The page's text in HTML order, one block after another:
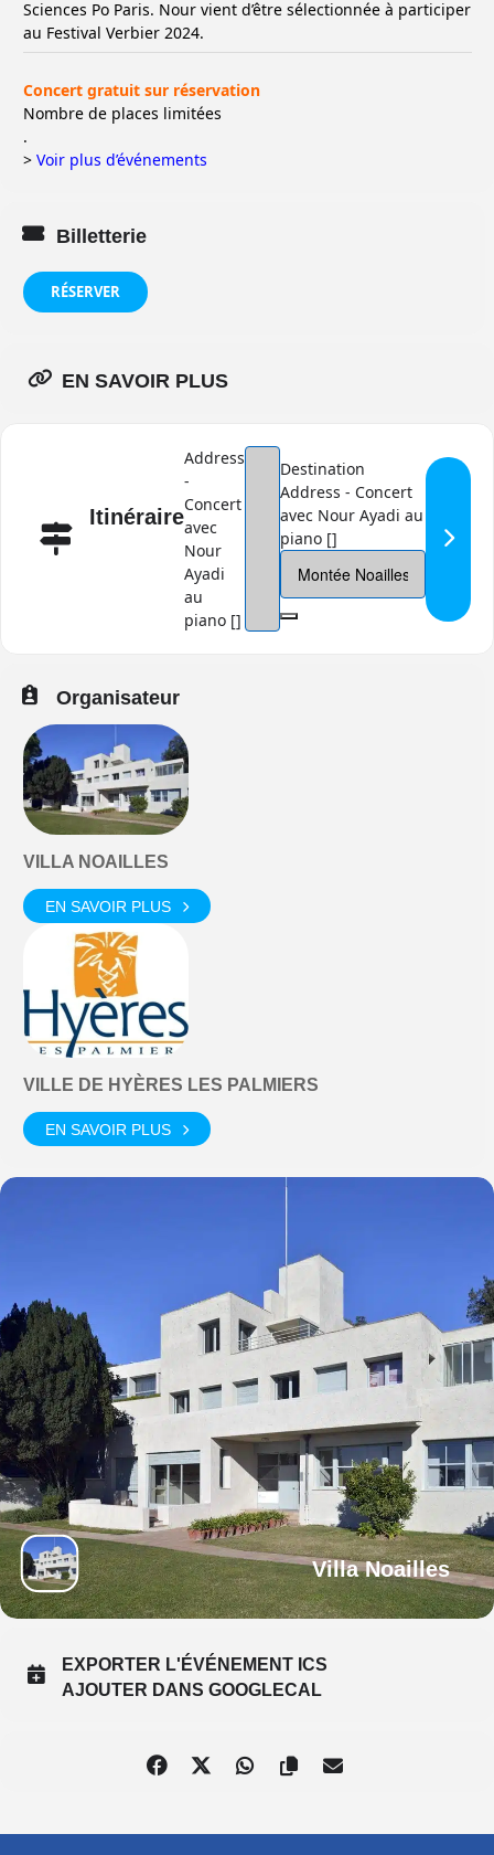
Sciences Po Paris. Nour vient d’être sélectionnée à participer
au Festival Verbier 2024.
Concert gratuit sur réservation
Nombre de places limitées
.
> Voir plus d’événements
Billetterie
RÉSERVER
EN SAVOIR PLUS
Itinéraire
Address
-
Concert
avec
Nour
Ayadi
au
piano []
Destination
Address - Concert
avec Nour Ayadi au
piano []
Organisateur
VILLA NOAILLES
EN SAVOIR PLUS
VILLE DE HYÈRES LES PALMIERS
EN SAVOIR PLUS
Villa Noailles
EXPORTER L'ÉVÉNEMENT ICS
AJOUTER DANS GOOGLECAL